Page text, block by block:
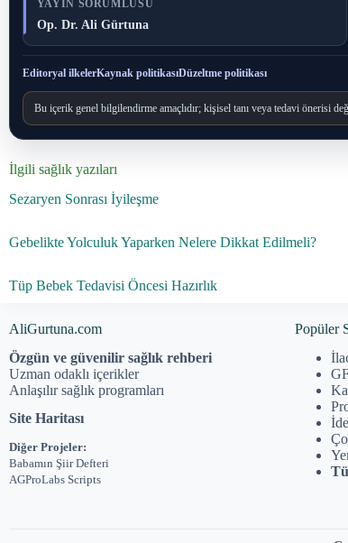
YAYIN SORUMLUSU
Op. Dr. Ali Gürtuna
Editoryal ilkelerKaynak politikasıDüzeltme politikası
Bu içerik genel bilgilendirme amaçlıdır; kişisel tanı veya tedavi önerisi
İlgili sağlık yazıları
Sezaryen Sonrası İyileşme
Gebelikte Yolculuk Yaparken Nelere Dikkat Edilmeli?
Tüp Bebek Tedavisi Öncesi Hazırlık
AliGurtuna.com
Özgün ve güvenilir sağlık rehberi
Uzman odaklı içerikler
Anlaşılır sağlık programları
Site Haritası
Diğer Projeler:
Babamın Şiir Defteri
AGProLabs Scripts
Popüler